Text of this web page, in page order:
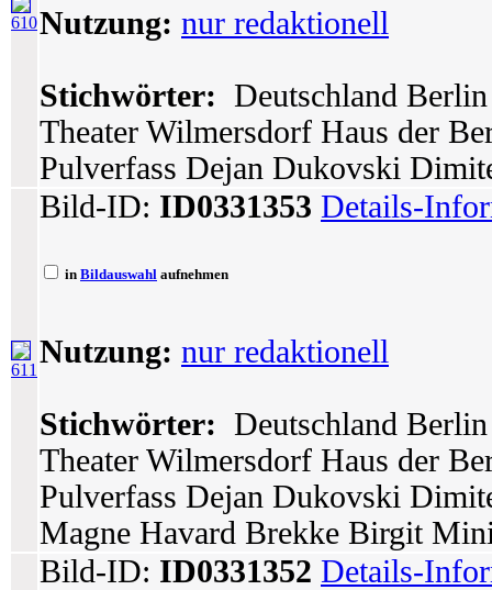
610Nutzung: nur redaktionell
Stichwörter: Deutschland
Theater Wilmersdorf Haus der
Pulverfass Dejan Dukovski
611
Bild-ID: ID0331353 Details-
in Bildauswahl aufnehmen
Nutzung: nur redaktionell
Stichwörter: Deutschland
Theater Wilmersdorf Haus der
Pulverfass Dejan Dukovski
Magne Havard Brekke Birgit
Bild-ID: ID0331352 Details-